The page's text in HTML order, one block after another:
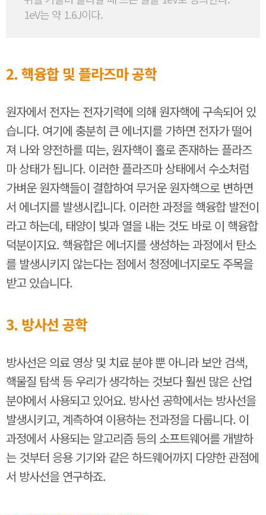
1eV는 약 1.6J이다.
2. 핵융합 및 플라즈마 공학
원자에서 전자는 전자기력에 의해 원자핵에 구속되어 있
습니다. 여기에 충분히 큰 에너지를 가하면 전자가 떨어
져 나와 양전하를 띠는, 원자핵이 홀로 존재하는 플라즈
마 상태가 됩니다. 이러한 플라즈마 상태에서 수소처럼
가벼운 원자핵들이 결합하여 무거운 원자핵으로 변하면
서 에너지를 발생시킵니다. 이러한 과정을 핵융합 발전이
라고 하는데, 태양이 빛과 열을 내는 것도 바로 이 핵융합
덕분이지요. 핵융합은 에너지를 생성하는 과정에서 탄소
를 발생시키지 않는다는 점에서 청정에너지로도 주목을
받고 있습니다.
3. 방사선 공학
방사선은 의료 영상 및 치료 분야 뿐 아니라 보안 검색,
핵물질 탐색 등 우리가 생각하는 것보다 훨씬 많은 산업
분야에서 사용되고 있어요. 방사선 공학에서는 방사선을
발생시키고, 계측하여 이용하는 전과정을 다룹니다. 이
과정에서 사용되는 알고리즘 등의 소프트웨어를 개발하
는 것부터 응용 기기와 같은 하드웨어까지 다양한 관점에
서 방사선을 연구하죠.